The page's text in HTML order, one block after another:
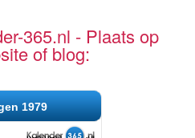
365.nl - Plaats op
of blog:
1979